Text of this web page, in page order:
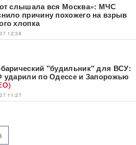
слышала вся Москва»: МЧС
причину похожего на взрыв
хлопка
12:38
"будильник" для ВСУ:
по Одессе и Запорожью
11:27